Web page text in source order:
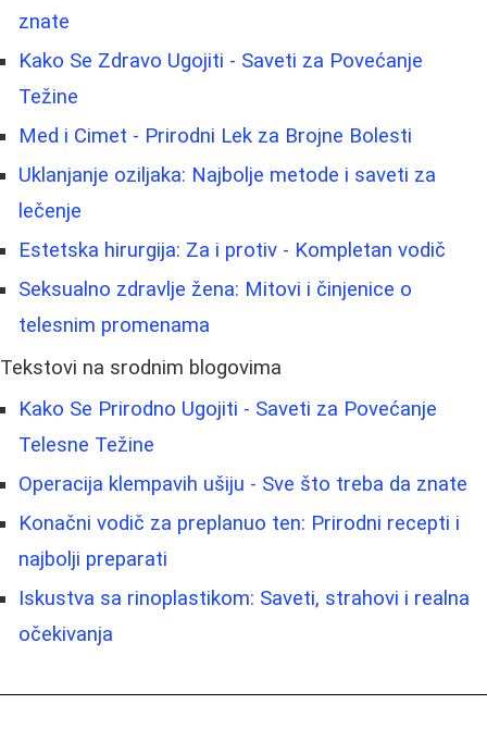
znate
Kako Se Zdravo Ugojiti - Saveti za Povećanje
Težine
Med i Cimet - Prirodni Lek za Brojne Bolesti
Uklanjanje oziljaka: Najbolje metode i saveti za
lečenje
Estetska hirurgija: Za i protiv - Kompletan vodič
Seksualno zdravlje žena: Mitovi i činjenice o
telesnim promenama
Tekstovi na srodnim blogovima
Kako Se Prirodno Ugojiti - Saveti za Povećanje
Telesne Težine
Operacija klempavih ušiju - Sve što treba da znate
Konačni vodič za preplanuo ten: Prirodni recepti i
najbolji preparati
Iskustva sa rinoplastikom: Saveti, strahovi i realna
očekivanja